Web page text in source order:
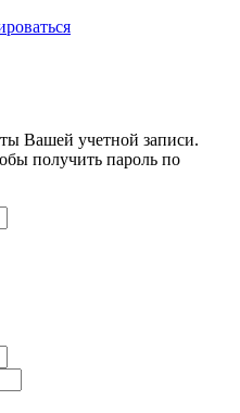
Вашей учетной записи.
получить пароль по